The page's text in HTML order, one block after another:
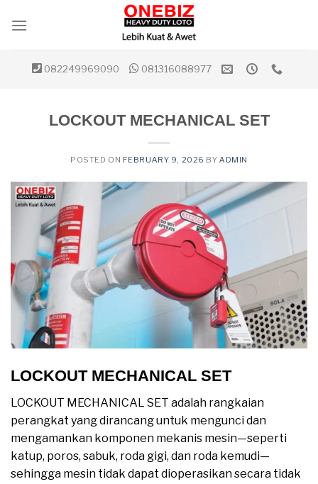
082249969090 081316088977
LOCKOUT MECHANICAL SET
POSTED ON FEBRUARY 9, 2026 BY ADMIN
LOCKOUT MECHANICAL SET
LOCKOUT MECHANICAL SET adalah rangkaian
perangkat yang dirancang untuk mengunci dan
mengamankan komponen mekanis mesin—seperti
katup, poros, sabuk, roda gigi, dan roda kemudi—
sehingga mesin tidak dapat dioperasikan secara tidak